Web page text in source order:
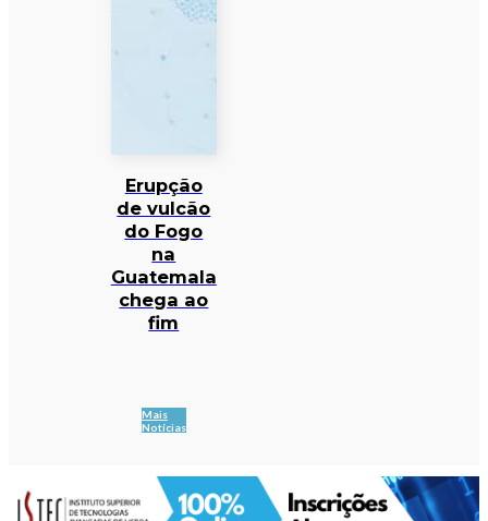
Erupção
de vulcão
do Fogo
na
Guatemala
chega ao
fim
Mais
Notícias